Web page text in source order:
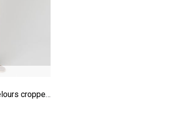
Pantalon wide leg velours cropped violet